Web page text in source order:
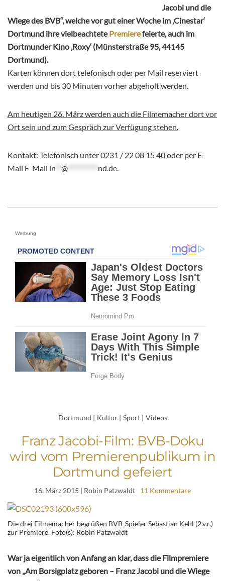
Jacobi und die
Wiege des BVB“, welche vor gut einer Woche im ‚Cinestar‘
Dortmund ihre vielbeachtetePremierefeierte, auch im
Dortmunder Kino ‚Roxy‘ (Münsterstraße 95, 44145
Dortmund).
Karten können dort telefonisch oder per Mail reserviert
werden und bis 30 Minuten vorher abgeholt werden.
Am heutigen 26. März werden auch die Filmemacher dort vor
Ort sein und zum Gespräch zur Verfügung stehen.
Kontakt: Telefonisch unter 0231 / 22 08 15 40 oder per E-
Mail E-Mail in @ nd.de.
Werbung
Dortmund | Kultur | Sport | Videos
Franz Jacobi-Film: BVB-Doku
wird vom Premierenpublikum in
Dortmund gefeiert
16. März 2015 | Robin Patzwaldt 11 Kommentare
Die drei Filmemacher begrüßen BVB-Spieler Sebastian Kehl (2.v.r.)
zur Premiere. Foto(s): Robin Patzwaldt
War ja eigentlich von Anfang an klar, dass die Filmpremiere
von „Am Borsigplatz geboren – Franz Jacobi und die Wiege